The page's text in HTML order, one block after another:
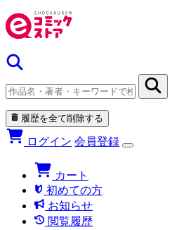
履歴を全て削除する
ログイン 会員登録
カート
初めての方
お知らせ
閲覧履歴